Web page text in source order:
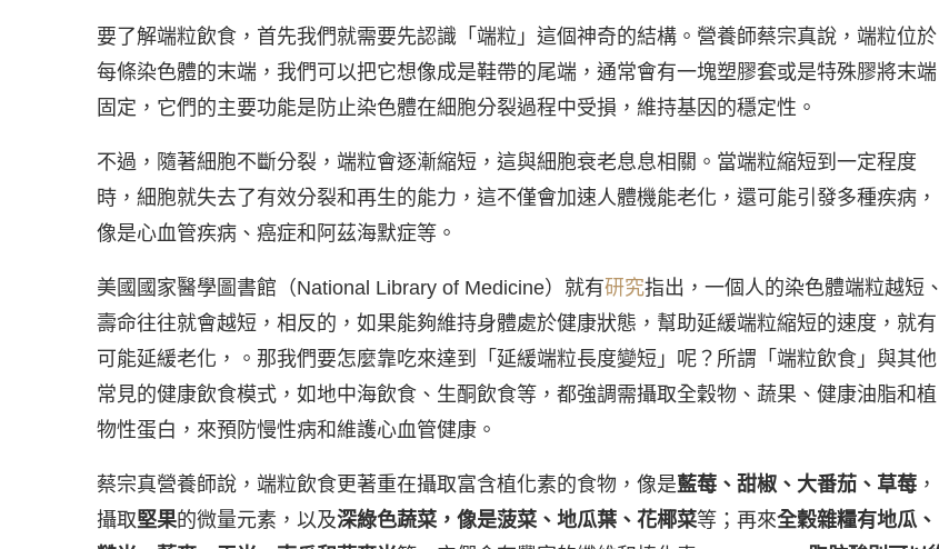
要了解端粒飲食，首先我們就需要先認識「端粒」這個神奇的結構。營養師蔡宗真說，端粒位於
每條染色體的末端，我們可以把它想像成是鞋帶的尾端，通常會有一塊塑膠套或是特殊膠將末端
固定，它們的主要功能是防止染色體在細胞分裂過程中受損，維持基因的穩定性。
不過，隨著細胞不斷分裂，端粒會逐漸縮短，這與細胞衰老息息相關。當端粒縮短到一定程度
時，細胞就失去了有效分裂和再生的能力，這不僅會加速人體機能老化，還可能引發多種疾病，
像是心血管疾病、癌症和阿茲海默症等。
美國國家醫學圖書館（National Library of Medicine）就有研究指出，一個人的染色體端粒越短、
壽命往往就會越短，相反的，如果能夠維持身體處於健康狀態，幫助延緩端粒縮短的速度，就有
可能延緩老化，。那我們要怎麼靠吃來達到「延緩端粒長度變短」呢？所謂「端粒飲食」與其他
常見的健康飲食模式，如地中海飲食、生酮飲食等，都強調需攝取全穀物、蔬果、健康油脂和植
物性蛋白，來預防慢性病和維護心血管健康。
蔡宗真營養師說，端粒飲食更著重在攝取富含植化素的食物，像是藍莓、甜椒、大番茄、草莓 ，
攝取堅果的微量元素，以及深綠色蔬菜，像是菠菜、地瓜葉、花椰菜等；再來全穀雜糧有地瓜、